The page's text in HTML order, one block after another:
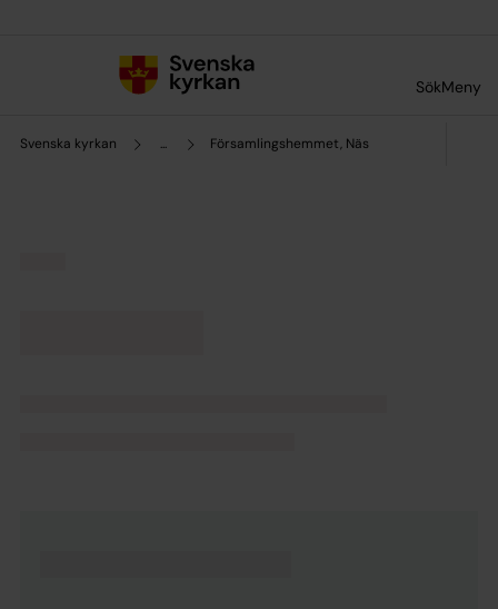
SökMeny
Svenska kyrkan ... Församlingshemmet, Näs